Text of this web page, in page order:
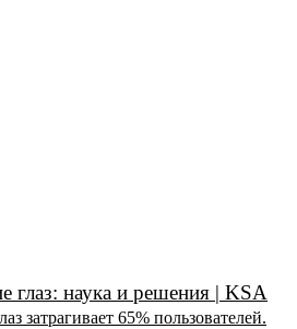
глаз: наука и решения | KSA
затрагивает 65% пользователей.